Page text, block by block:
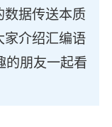
据传送本质
家介绍汇编语
的朋友一起看